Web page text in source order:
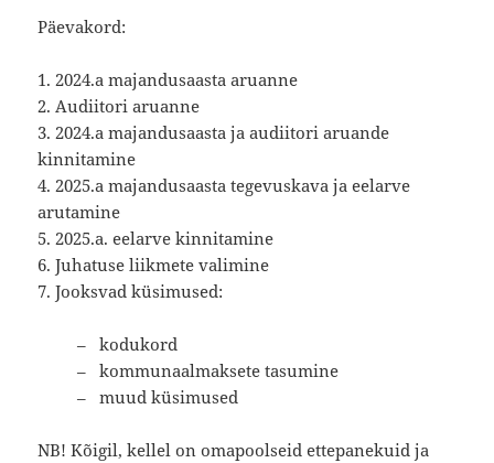
Päevakord:
1. 2024.a majandusaasta aruanne
2. Audiitori aruanne
3. 2024.a majandusaasta ja audiitori aruande
kinnitamine
4. 2025.a majandusaasta tegevuskava ja eelarve
arutamine
5. 2025.a. eelarve kinnitamine
6. Juhatuse liikmete valimine
7. Jooksvad küsimused:
– kodukord
– kommunaalmaksete tasumine
– muud küsimused
NB! Kõigil, kellel on omapoolseid ettepanekuid ja